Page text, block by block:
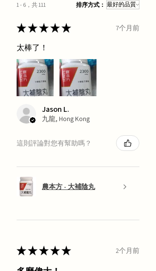
1 - 6，共 111 排序方式：
★★★★★ 7个月前
太棒了！
Jason L.
九龍, Hong Kong
這則評論對您有幫助嗎？
農本方 - 大補陰丸
★★★★★ 2个月前